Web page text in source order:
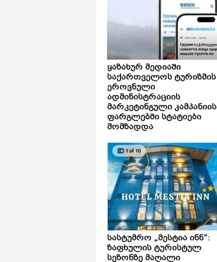
ყაზახურ მედიაში
საქართველოს ტურიზმის
ეროვნული
ადმინისტრაციის
მარკეტინგული კამპანიის
ფარგლებში სტატიები
მომზადდა
სასტუმრო „მესტია ინნ“:
ზაფხულის ტურისტულ
სეზონზე მაღალი